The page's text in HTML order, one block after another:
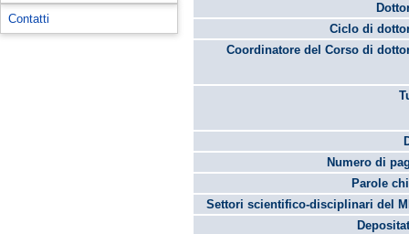
Contatti
Ciclo di
Coordinatore del Corso di
Numero di
Parole
Settori scientifico-disciplinari del